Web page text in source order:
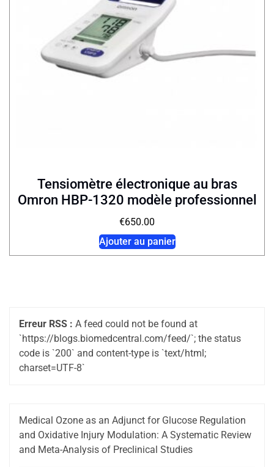
Tensiomètre électronique au bras
Omron HBP-1320 modèle professionnel
€650.00
Ajouter au panier
Erreur RSS : A feed could not be found at
`https://blogs.biomedcentral.com/feed/`; the status
code is `200` and content-type is `text/html;
charset=UTF-8`
Medical Ozone as an Adjunct for Glucose Regulation
and Oxidative Injury Modulation: A Systematic Review
and Meta-Analysis of Preclinical Studies